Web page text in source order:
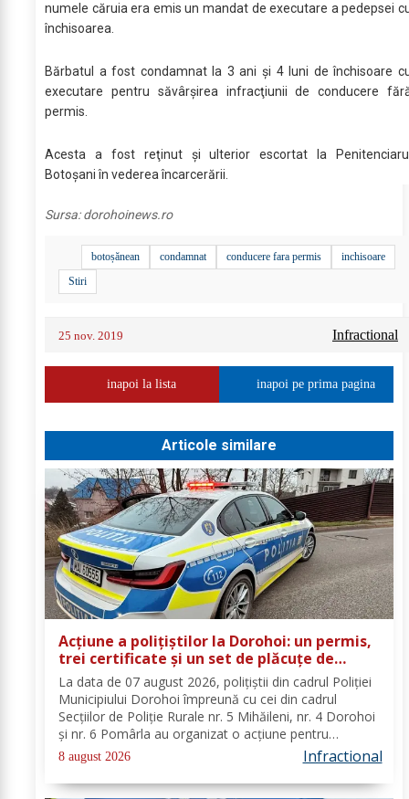
numele căruia era emis un mandat de executare a pedepsei
închisoarea.
Bărbatul a fost condamnat la 3 ani şi 4 luni de închisoare
executare pentru săvârşirea infracţiunii de conducere
permis.
Acesta a fost reţinut şi ulterior escortat la
Botoşani în vederea încarcerării.
Sursa:dorohoinews.ro
botoșănean condamnat conducere fara permis
inchisoare
Stiri
25 nov. 2019 Infractional
inapoi la lista inapoi pe prima pagina
Articole similare
Acțiune a polițiștilor la Dorohoi: un permis,
trei certificate și un set de plăcuțe de
înmatriculare reținute
La data de 07 august 2026, polițiștii din cadrul Poliției
Municipiului Dorohoi împreună cu cei din cadrul
Secțiilor de Poliție Rurale nr. 5 Mihăileni, nr. 4 Dorohoi
și nr. 6 Pomârla au organizat o acțiune pentru
prevenirea și combaterea faptelor de natură penală și
contravențională, verificarea...
8 august 2026 Infractional